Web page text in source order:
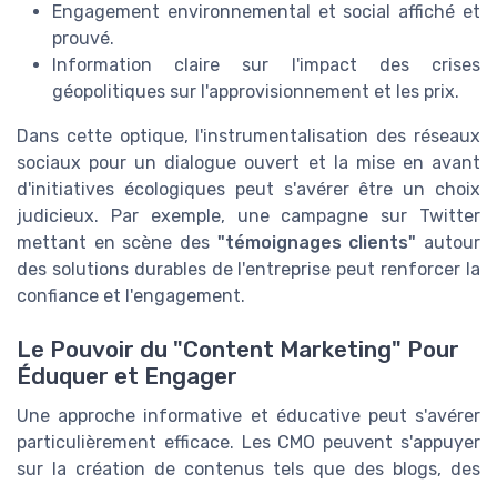
Engagement environnemental et social affiché et
prouvé.
Information claire sur l'impact des crises
géopolitiques sur l'approvisionnement et les prix.
Dans cette optique, l'instrumentalisation des réseaux
sociaux pour un dialogue ouvert et la mise en avant
d'initiatives écologiques peut s'avérer être un choix
judicieux. Par exemple, une campagne sur Twitter
mettant en scène des "témoignages clients" autour
des solutions durables de l'entreprise peut renforcer la
confiance et l'engagement.
Le Pouvoir du "Content Marketing" Pour
Éduquer et Engager
Une approche informative et éducative peut s'avérer
particulièrement efficace. Les CMO peuvent s'appuyer
sur la création de contenus tels que des blogs, des